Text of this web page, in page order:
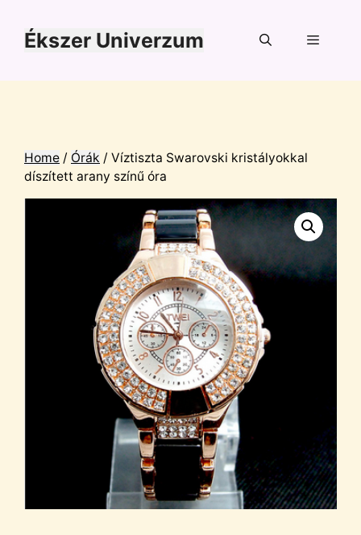
tartalomba
Ékszer Univerzum
Home / Órák / Víztiszta Swarovski kristályokkal
díszített arany színű óra